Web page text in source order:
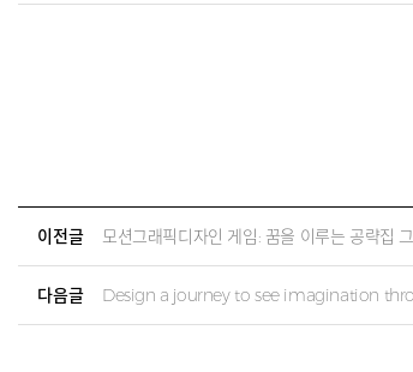
이전글 모션그래픽디자인 게임: 꿈을 이루는 공략집
다음글 Design a journey to see imagination